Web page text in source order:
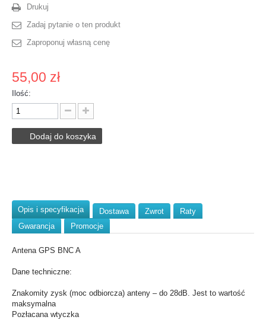
Drukuj
Zadaj pytanie o ten produkt
Zaproponuj własną cenę
55,00 zł
Ilość:
Dodaj do koszyka
Opis i specyfikacja Dostawa Zwrot
Raty
Gwarancja
Promocje
Antena GPS BNC A
Dane techniczne:
Znakomity zysk (moc odbiorcza) anteny – do 28dB. Jest to wartość
maksymalna
Pozłacana wtyczka